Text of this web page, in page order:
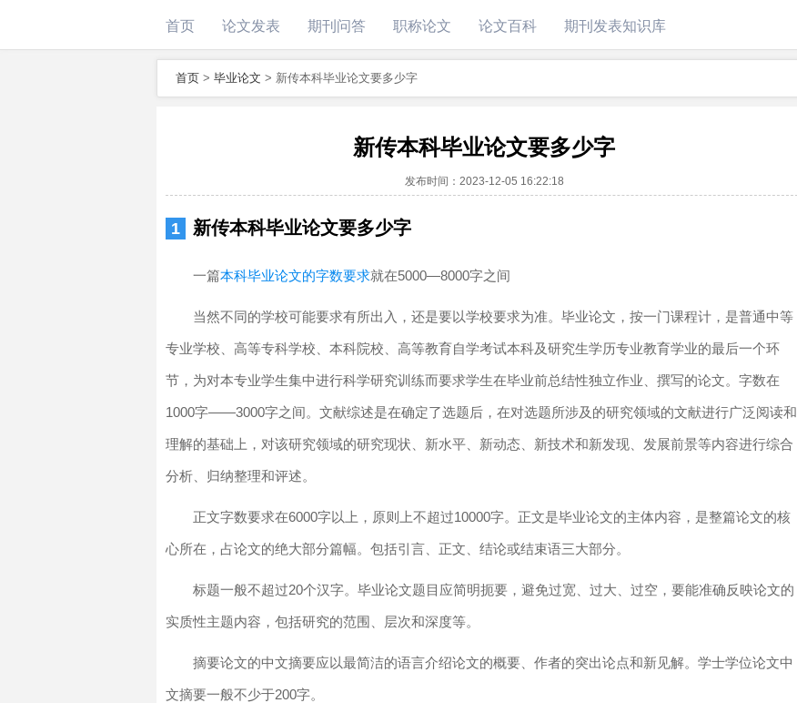
首页 论文发表 期刊问答 职称论文 论文百科 期刊发表知识库
首页 > 毕业论文 > 新传本科毕业论文要多少字
新传本科毕业论文要多少字
发布时间： 2023-12-05 16:22:18
新传本科毕业论文要多少字
一篇本科毕业论文的字数要求就在5000—8000字之间
当然不同的学校可能要求有所出入，还是要以学校要求为准。毕业论文，按一门课程计，是普通中等
专业学校、高等专科学校、本科院校、高等教育自学考试本科及研究生学历专业教育学业的最后一个环
节，为对本专业学生集中进行科学研究训练而要求学生在毕业前总结性独立作业、撰写的论文。字数在
1000字——3000字之间。文献综述是在确定了选题后，在对选题所涉及的研究领域的文献进行广泛阅读和
理解的基础上，对该研究领域的研究现状、新水平、新动态、新技术和新发现、发展前景等内容进行综合
分析、归纳整理和评述。
正文字数要求在6000字以上，原则上不超过10000字。正文是毕业论文的主体内容，是整篇论文的核
心所在，占论文的绝大部分篇幅。包括引言、正文、结论或结束语三大部分。
标题一般不超过20个汉字。毕业论文题目应简明扼要，避免过宽、过大、过空，要能准确反映论文的
实质性主题内容，包括研究的范围、层次和深度等。
摘要论文的中文摘要应以最简洁的语言介绍论文的概要、作者的突出论点和新见解。学士学位论文中
文摘要一般不少于200字。